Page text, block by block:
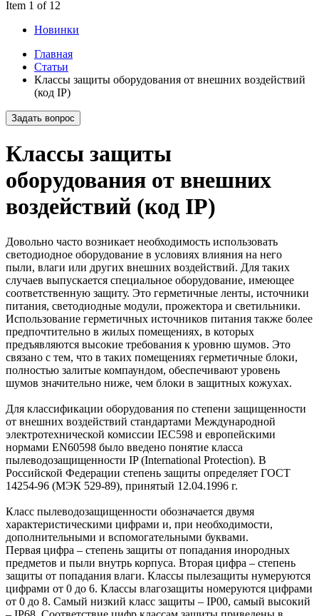
Item 1 of 12
Новинки
Главная
Статьи
Классы защиты оборудования от внешних воздействий
(код IP)
Задать вопрос
Классы защиты
оборудования от внешних
воздействий (код IP)
Довольно часто возникает необходимость использовать
светодиодное оборудование в условиях влияния на него
пыли, влаги или других внешних воздействий. Для таких
случаев выпускается специальное оборудование, имеющее
соответственную защиту. Это герметичные ленты, источники
питания, светодиодные модули, прожектора и светильники.
Использование герметичных источников питания также более
предпочтительно в жилых помещениях, в которых
предъявляются высокие требования к уровню шумов. Это
связано с тем, что в таких помещениях герметичные блоки,
полностью залитые компаундом, обеспечивают уровень
шумов значительно ниже, чем блоки в защитных кожухах.
Для классификации оборудования по степени защищенности
от внешних воздействий стандартами Международной
электротехнической комиссии IEC598 и европейскими
нормами EN60598 было введено понятие класса
пылеводозащищенности IP (International Protection). В
Российской Федерации степень защиты определяет ГОСТ
14254-96 (МЭК 529-89), принятый 12.04.1996 г.
Класс пылеводозащищенности обозначается двумя
характеристическими цифрами и, при необходимости,
дополнительными и вспомогательными буквами.
Первая цифра – степень защиты от попадания инородных
предметов и пыли внутрь корпуса. Вторая цифра – степень
защиты от попадания влаги. Классы пылезащиты нумеруются
цифрами от 0 до 6. Классы влагозащиты номеруются цифрами
от 0 до 8. Самый низкий класс защиты – IP00, самый высокий